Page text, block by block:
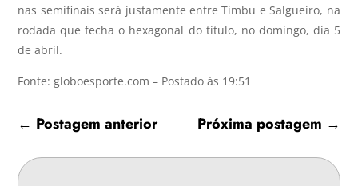
nas semifinais será justamente entre Timbu e Salgueiro, na
rodada que fecha o hexagonal do título, no domingo, dia 5
de abril.
Fonte: globoesporte.com – Postado às 19:51
← Postagem anterior Próxima postagem →